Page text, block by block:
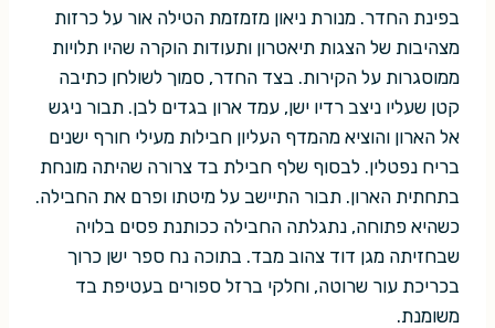
בפינת החדר. מנורת ניאון מזמזמת הטילה אור על כרזות
מצהיבות של הצגות תיאטרון ותעודות הוקרה שהיו תלויות
ממוסגרות על הקירות. בצד החדר, סמוך לשולחן כתיבה
קטן שעליו ניצב רדיו ישן, עמד ארון בגדים לבן. תבור ניגש
אל הארון והוציא מהמדף העליון חבילות מעילי חורף ישנים
בריח נפטלין. לבסוף שלף חבילת בד צרורה שהיתה מונחת
בתחתית הארון. תבור התיישב על מיטתו ופרם את החבילה.
כשהיא פתוחה, נתגלתה החבילה ככותנת פסים בלויה
שבחזיתה מגן דוד צהוב מבד. בתוכה נח ספר ישן כרוך
בכריכת עור שרוטה, וחלקי ברזל ספורים בעטיפת בד
משומנת.